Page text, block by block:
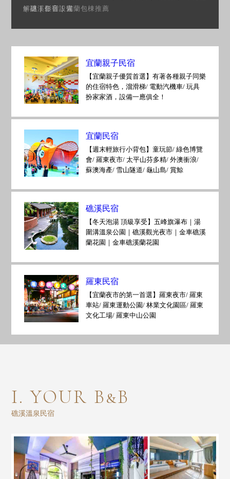
解謎｜影音設備
宜蘭親子民宿
【宜蘭親子優質首選】有著各種親子同樂
的住宿特色，溜滑梯/ 電動汽機車/ 玩具
扮家家酒，設備一應俱全！
宜蘭民宿
【週末輕旅行小背包】童玩節/ 綠色博覽
會/ 羅東夜市/ 太平山芬多精/ 外澳衝浪/
蘇澳海產/ 雪山隧道/ 龜山島/ 賞鯨
礁溪民宿
【冬天泡湯 頂級享受】五峰旗瀑布｜湯
圍溝溫泉公園｜礁溪觀光夜市｜金車礁溪
蘭花園｜金車礁溪蘭花園
羅東民宿
【宜蘭夜市的第一首選】羅東夜市/ 羅東
車站/ 羅東運動公園/ 林業文化園區/ 羅東
文化工場/ 羅東中山公園
I. YOUR B&B
礁溪溫泉民宿